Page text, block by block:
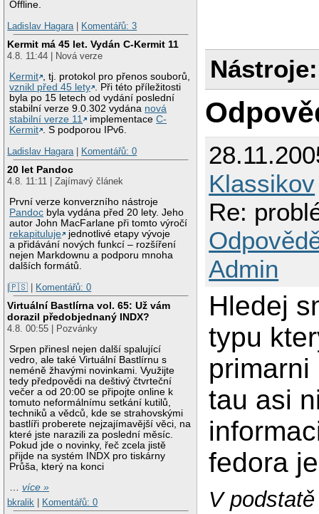
Offline.
Ladislav Hagara | Komentářů: 3
Kermit má 45 let. Vydán C-Kermit 11
4.8. 11:44 | Nová verze
Kermit , tj. protokol pro přenos souborů,
vznikl před 45 lety . Při této příležitosti
byla po 15 letech od vydání poslední
stabilní verze 9.0.302 vydána nová
stabilní verze 11
implementaceC-
Kermit . S podporou IPv6.
Ladislav Hagara | Komentářů: 0
20 let Pandoc
4.8. 11:11 | Zajímavý článek
První verze konverzního nástroje
Pandoc byla vydána před 20 lety. Jeho
autor John MacFarlane při tomto výročí
rekapituluje
jednotlivé etapy vývoje
a přidávání nových funkcí – rozšíření
nejen Markdownu a podporu mnoha
dalších formátů.
|🇵🇸 | Komentářů: 0
Virtuální Bastlírna vol. 65: Už vám
dorazil předobjednaný INDX?
4.8. 00:55 | Pozvánky
Srpen přinesl nejen další spalující
vedro, ale také Virtuální Bastlírnu s
neméně žhavými novinkami. Využijte
tedy předpovědi na deštivý čtvrteční
večer a od 20:00 se připojte online k
tomuto neformálnímu setkání kutilů,
techniků a vědců, kde se strahovskými
bastlíři proberete nejzajímavější věci, na
které jste narazili za poslední měsíc.
Pokud jde o novinky, řeč zcela jistě
přijde na systém INDX pro tiskárny
Průša, který na konci
…více »
bkralik
Komentářů: 0
Nástroje:
Klassikov
Re:
Admin
Hledej
typu
tau asi
fedora
V